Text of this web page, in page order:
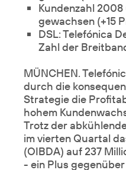
Kundenzahl 2008
gewachsen (+15
DSL: Telefónica
Zahl der
MÜNCHEN.
durch die
Strategie die
hohem
Trotz der
im vierten Quartal
(OIBDA) auf 237
- ein Plus